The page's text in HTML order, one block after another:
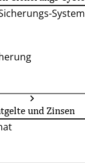
System
und Zinsen